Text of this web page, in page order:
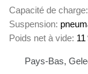
Capacité de charge
Suspension
Poids net à vide
Pays-Bas,